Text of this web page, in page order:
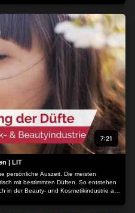
7:21
| LIT
persönliche Auszeit. Die meisten
mit bestimmten Düften. So entstehen
in der Beauty- und Kosmetikindustrie auf